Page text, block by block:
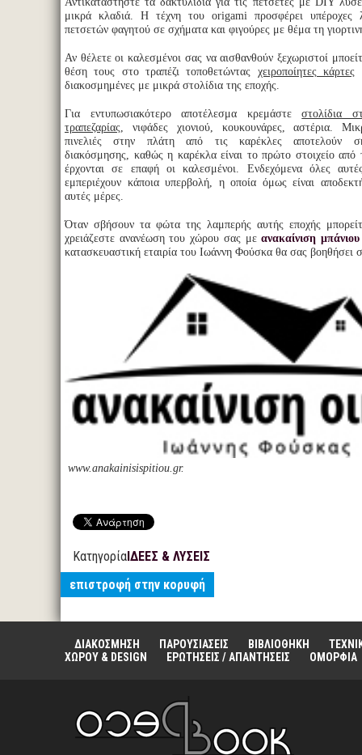
μικρά κλαδιά. Η τέχνη του origami προσφέρει υπέροχες
πετσετών φαγητού σε σχήματα και φιγούρες με θέμα τη
Αν θέλετε οι καλεσμένοι σας να αισθανθούν ξεχωριστοί
θέση τους στο τραπέζι τοποθετώντας χειροποίητες κάρτες
διακοσμημένες με μικρά στολίδια της εποχής.
Για εντυπωσιακότερο αποτέλεσμα κρεμάστεστολίδια
τραπεζαρίας , νιφάδες χιονιού, κουκουνάρες, αστέρια.
πινελιές στην πλάτη από τις καρέκλες αποτελούν
διακόσμησης, καθώς η καρέκλα είναι το πρώτο στοιχείο από
έρχονται σε επαφή οι καλεσμένοι. Ενδεχόμενα όλες
εμπεριέχουν κάποια υπερβολή, η οποία όμως είναι
αυτές μέρες.
Όταν σβήσουν τα φώτα της λαμπερής αυτής εποχής
χρειάζεστε ανανέωση του χώρου σας μεανακαίνιση μπάνιου
κατασκευαστική εταιρία του Ιωάννη Φούσκα θα σας βοηθήσει
www.anakainisispitiou.gr.
ΚατηγορίαΙΔΕΕΣ & ΛΥΣΕΙΣ
επιστροφή στην κορυφή
ΔΙΑΚΟΣΜΗΣΗ ΠΑΡΟΥΣΙΑΣΕΙΣ ΒΙΒΛΙΟΘΗΚΗ
ΧΩΡΟΥ & DESIGN
ΕΡΩΤΗΣΕΙΣ / ΑΠΑΝΤΗΣΕΙΣ ΟΜΟΡΦΙΑ